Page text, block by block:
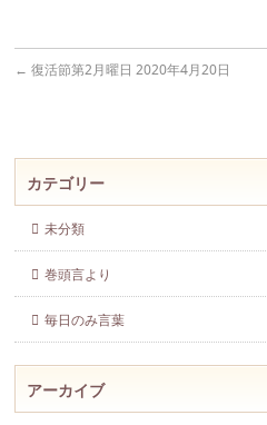
← 復活節第2月曜日 2020年4月20日
カテゴリー
未分類
巻頭言より
毎日のみ言葉
アーカイブ